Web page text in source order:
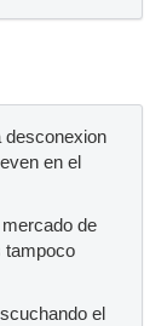
desconexion
en el
de
tampoco
el